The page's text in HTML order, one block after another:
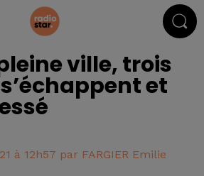
ville, trois
et
à 12h57 par FARGIER Emilie